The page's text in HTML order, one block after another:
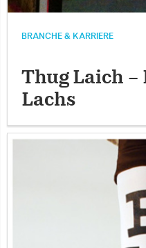
BRANCHE & KARRIERE
Thug Laich –
Lachs